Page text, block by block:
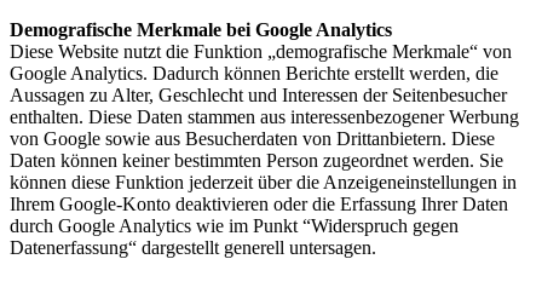
Demografische Merkmale bei Google Analytics
Diese Website nutzt die Funktion „demografische Merkmale“ von
Google Analytics. Dadurch können Berichte erstellt werden, die
Aussagen zu Alter, Geschlecht und Interessen der Seitenbesucher
enthalten. Diese Daten stammen aus interessenbezogener Werbung
von Google sowie aus Besucherdaten von Drittanbietern. Diese
Daten können keiner bestimmten Person zugeordnet werden. Sie
können diese Funktion jederzeit über die Anzeigeneinstellungen in
Ihrem Google-Konto deaktivieren oder die Erfassung Ihrer Daten
durch Google Analytics wie im Punkt “Widerspruch gegen
Datenerfassung“ dargestellt generell untersagen.